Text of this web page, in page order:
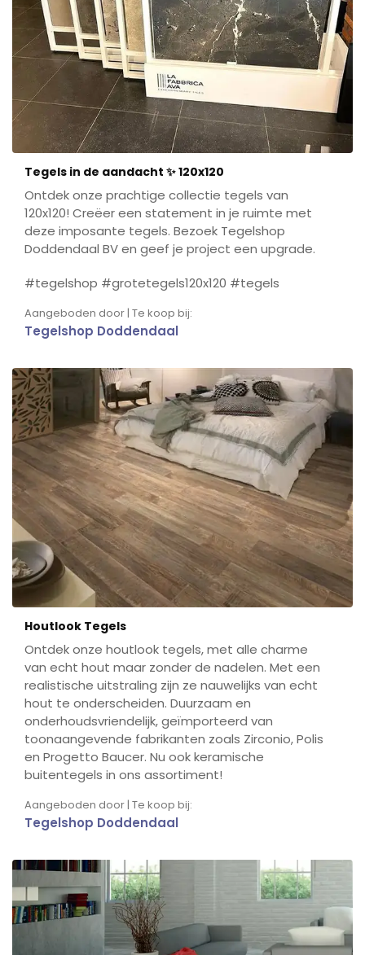
Tegels in de aandacht ✨ 120x120
Ontdek onze prachtige collectie tegels van
120x120! Creëer een statement in je ruimte met
deze imposante tegels. Bezoek Tegelshop
Doddendaal BV en geef je project een upgrade.
#tegelshop #grotetegels120x120 #tegels
Aangeboden door | Te koop bij:
Tegelshop Doddendaal
Houtlook Tegels
Ontdek onze houtlook tegels, met alle charme
van echt hout maar zonder de nadelen. Met een
realistische uitstraling zijn ze nauwelijks van echt
hout te onderscheiden. Duurzaam en
onderhoudsvriendelijk, geïmporteerd van
toonaangevende fabrikanten zoals Zirconio, Polis
en Progetto Baucer. Nu ook keramische
buitentegels in ons assortiment!
Aangeboden door | Te koop bij:
Tegelshop Doddendaal